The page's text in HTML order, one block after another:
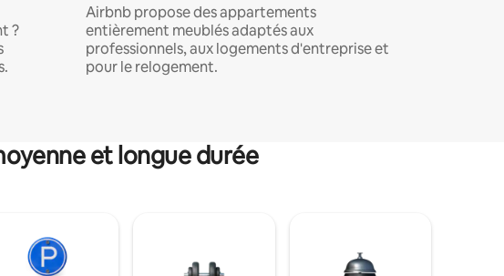
?
Airbnb propose des appartements
entièrement meublés adaptés aux
professionnels, aux logements d'entreprise et
pour le relogement.
et longue durée